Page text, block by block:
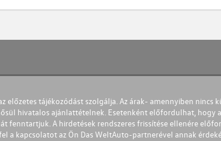
előzetes tájékozódást szolgálja. Az árak- amennyiben
hivatalos ajánlattételnek. Esetenként előfordulhat,
fenntartjuk. A hirdetések rendszeres frissítése ellenére
a kapcsolatot az Ön Das WeltAuto-partnerével annak